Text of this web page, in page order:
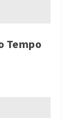
Tempo